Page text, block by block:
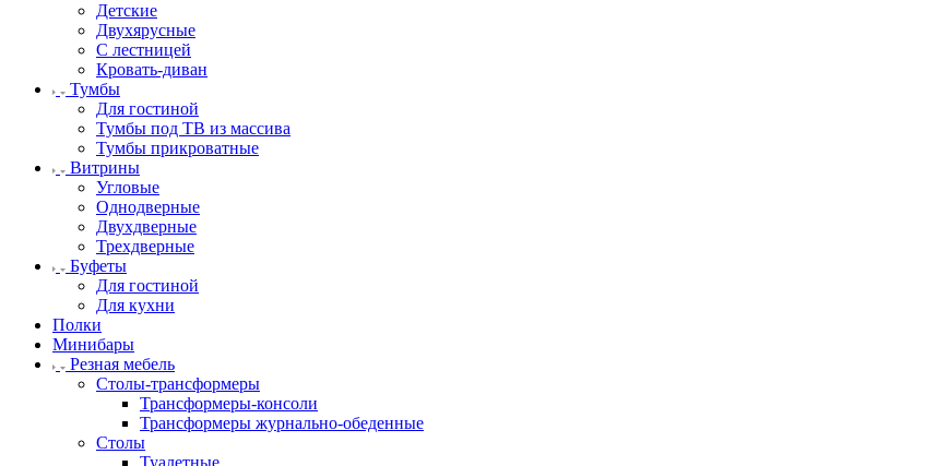
Детские
Двухярусные
С лестницей
Кровать-диван
Тумбы
Для гостиной
Тумбы под ТВ из массива
Тумбы прикроватные
Витрины
Угловые
Однодверные
Двухдверные
Трехдверные
Буфеты
Для гостиной
Для кухни
Полки
Минибары
Резная мебель
Столы-трансформеры
Трансформеры-консоли
Трансформеры журнально-обеденные
Столы
Туалетные